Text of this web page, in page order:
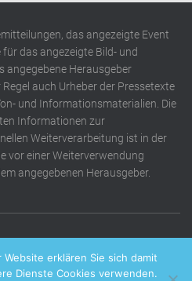
das angezeigte Event
das angezeigte Bild- und
angegebene Herausgeber
auch Urheber der Pressetexte
und Informationsmaterialien. Die
Informationen zur
Weiterverarbeitung ist in der
vor einer Weiterverwendung
angegebenen Herausgeber.
erklären Sie sich damit
Dienste Cookies verwenden.